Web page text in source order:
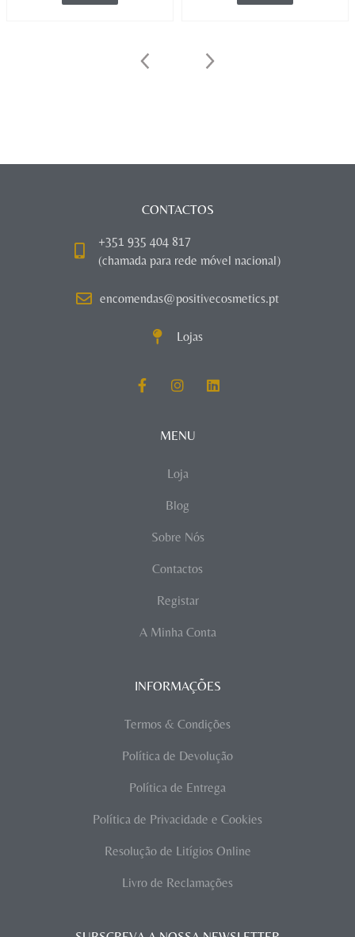
CONTACTOS
+351 935 404 817
(chamada para rede móvel nacional)
encomendas@positivecosmetics.pt
Lojas
MENU
Loja
Blog
Sobre Nós
Contactos
Registar
A Minha Conta
INFORMAÇÕES
Termos & Condições
Política de Devolução
Política de Entrega
Política de Privacidade e Cookies
Resolução de Litígios Online
Livro de Reclamações